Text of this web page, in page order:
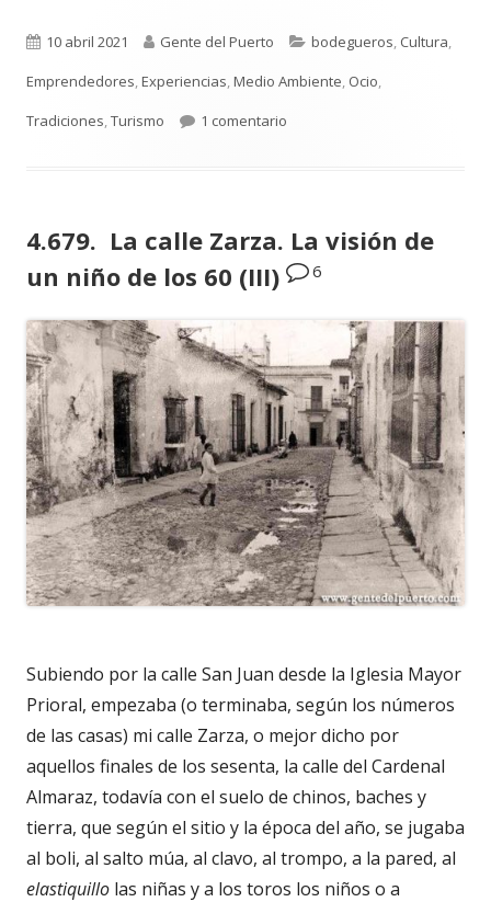
Publicado
el
10 abril 2021 Autor
Gente del Puerto Categorías
bodegueros, Cultura,
Emprendedores,Experiencias,Medio Ambiente, Ocio,
Tradiciones,Turismo 1 comentario
4.679. La calle Zarza. La visión de
un niño de los 60 (III)
6
Subiendo por la calle San Juan desde la Iglesia Mayor
Prioral, empezaba (o terminaba, según los números
de las casas) mi calle Zarza, o mejor dicho por
aquellos finales de los sesenta, la calle del Cardenal
Almaraz, todavía con el suelo de chinos, baches y
tierra, que según el sitio y la época del año, se jugaba
al boli, al salto múa, al clavo, al trompo, a la pared, al
elastiquillo las niñas y a los toros los niños o a